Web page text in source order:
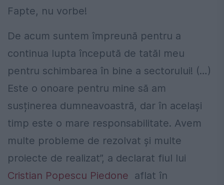
Fapte, nu vorbe!
De acum suntem împreună pentru a
continua lupta începută de tatăl meu
pentru schimbarea în bine a sectorului! (…)
Este o onoare pentru mine să am
susținerea dumneavoastră, dar în același
timp este o mare responsabilitate. Avem
multe probleme de rezolvat și multe
proiecte de realizat”, a declarat fiul lui
Cristian Popescu Piedone aflat în